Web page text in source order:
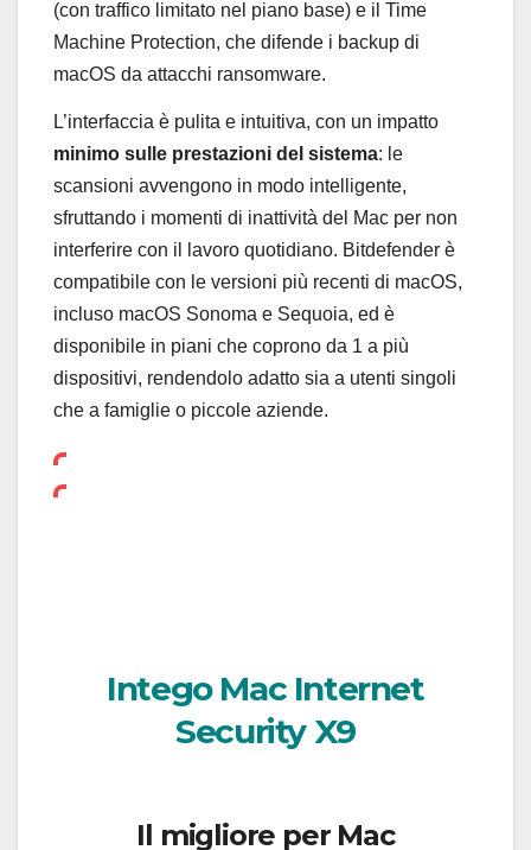
(con traffico limitato nel piano base) e il Time
Machine Protection, che difende i backup di
macOS da attacchi ransomware.
L’interfaccia è pulita e intuitiva, con un impatto
minimo sulle prestazioni del sistema: le
scansioni avvengono in modo intelligente,
sfruttando i momenti di inattività del Mac per non
interferire con il lavoro quotidiano. Bitdefender è
compatibile con le versioni più recenti di macOS,
incluso macOS Sonoma e Sequoia, ed è
disponibile in piani che coprono da 1 a più
dispositivi, rendendolo adatto sia a utenti singoli
che a famiglie o piccole aziende.
Intego Mac Internet
Security X9
Il migliore per Mac